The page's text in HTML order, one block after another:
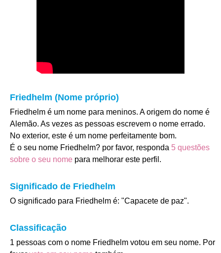
Friedhelm (Nome próprio)
Friedhelm é um nome para meninos. A origem do nome é
Alemão. As vezes as pessoas escrevem o nome errado.
No exterior, este é um nome perfeitamente bom.
É o seu nome Friedhelm? por favor, responda 5 questões
sobre o seu nome para melhorar este perfil.
Significado de Friedhelm
O significado para Friedhelm é: "Capacete de paz".
Classificação
1 pessoas com o nome Friedhelm votou em seu nome. Por